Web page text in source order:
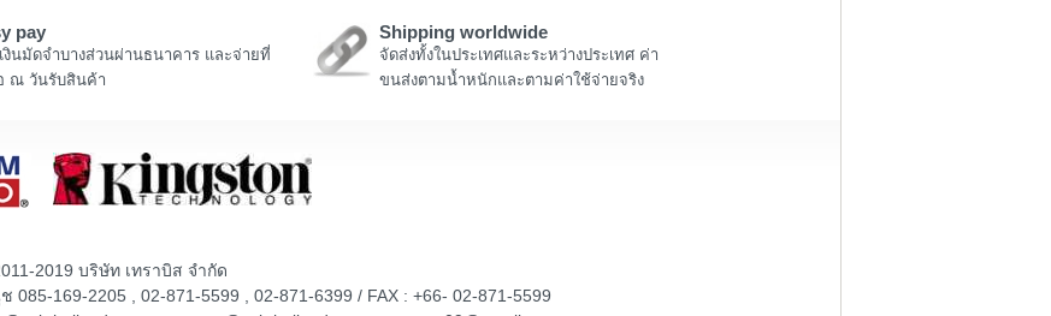
pay
งินมัดจำบางส่วนผ่านธนาคาร และจ่ายที่
ณ วันรับสินค้า
Shipping worldwide
จัดส่งทั้งในประเทศและระหว่างประเทศ ค่า
ขนส่งตามน้ำหนักและตามค่าใช้จ่ายจริง
2019 บริษัท เทราบิส จำกัด
169-2205 , 02-871-5599 , 02-871-6399 / FAX : +66- 02-871-5599